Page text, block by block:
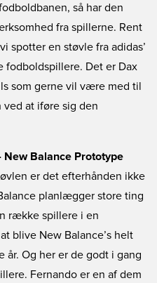
så har den
fra spillerne. Rent
spotter en støvle fra adidas’
fodboldspillere. Det er Dax
som gerne vil være med til
at iføre sig den
New Balance Prototype
er det efterhånden ikke
planlægger store ting
række spillere i en
blive New Balance’s helt
år. Og her er de godt i gang
Fernando er en af dem